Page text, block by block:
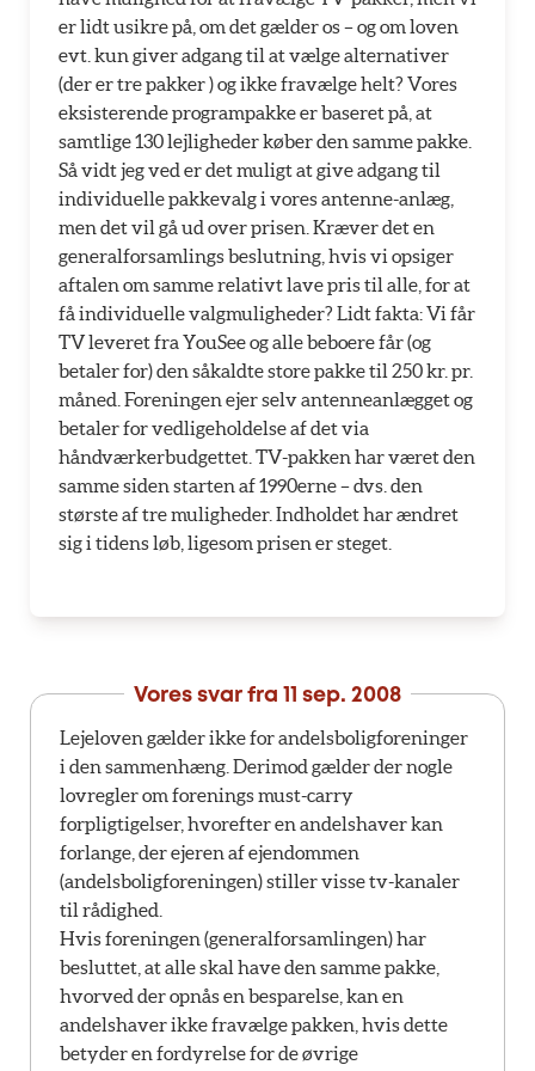
er lidt usikre på, om det gælder os – og om loven
evt. kun giver adgang til at vælge alternativer
(der er tre pakker ) og ikke fravælge helt? Vores
eksisterende programpakke er baseret på, at
samtlige 130 lejligheder køber den samme pakke.
Så vidt jeg ved er det muligt at give adgang til
individuelle pakkevalg i vores antenne-anlæg,
men det vil gå ud over prisen. Kræver det en
generalforsamlings beslutning, hvis vi opsiger
aftalen om samme relativt lave pris til alle, for at
få individuelle valgmuligheder? Lidt fakta: Vi får
TV leveret fra YouSee og alle beboere får (og
betaler for) den såkaldte store pakke til 250 kr. pr.
måned. Foreningen ejer selv antenneanlægget og
betaler for vedligeholdelse af det via
håndværkerbudgettet. TV-pakken har været den
samme siden starten af 1990erne – dvs. den
største af tre muligheder. Indholdet har ændret
sig i tidens løb, ligesom prisen er steget.
Vores svar fra 11 sep. 2008
Lejeloven gælder ikke for andelsboligforeninger
i den sammenhæng. Derimod gælder der nogle
lovregler om forenings must-carry
forpligtigelser, hvorefter en andelshaver kan
forlange, der ejeren af ejendommen
(andelsboligforeningen) stiller visse tv-kanaler
til rådighed.
Hvis foreningen (generalforsamlingen) har
besluttet, at alle skal have den samme pakke,
hvorved der opnås en besparelse, kan en
andelshaver ikke fravælge pakken, hvis dette
betyder en fordyrelse for de øvrige